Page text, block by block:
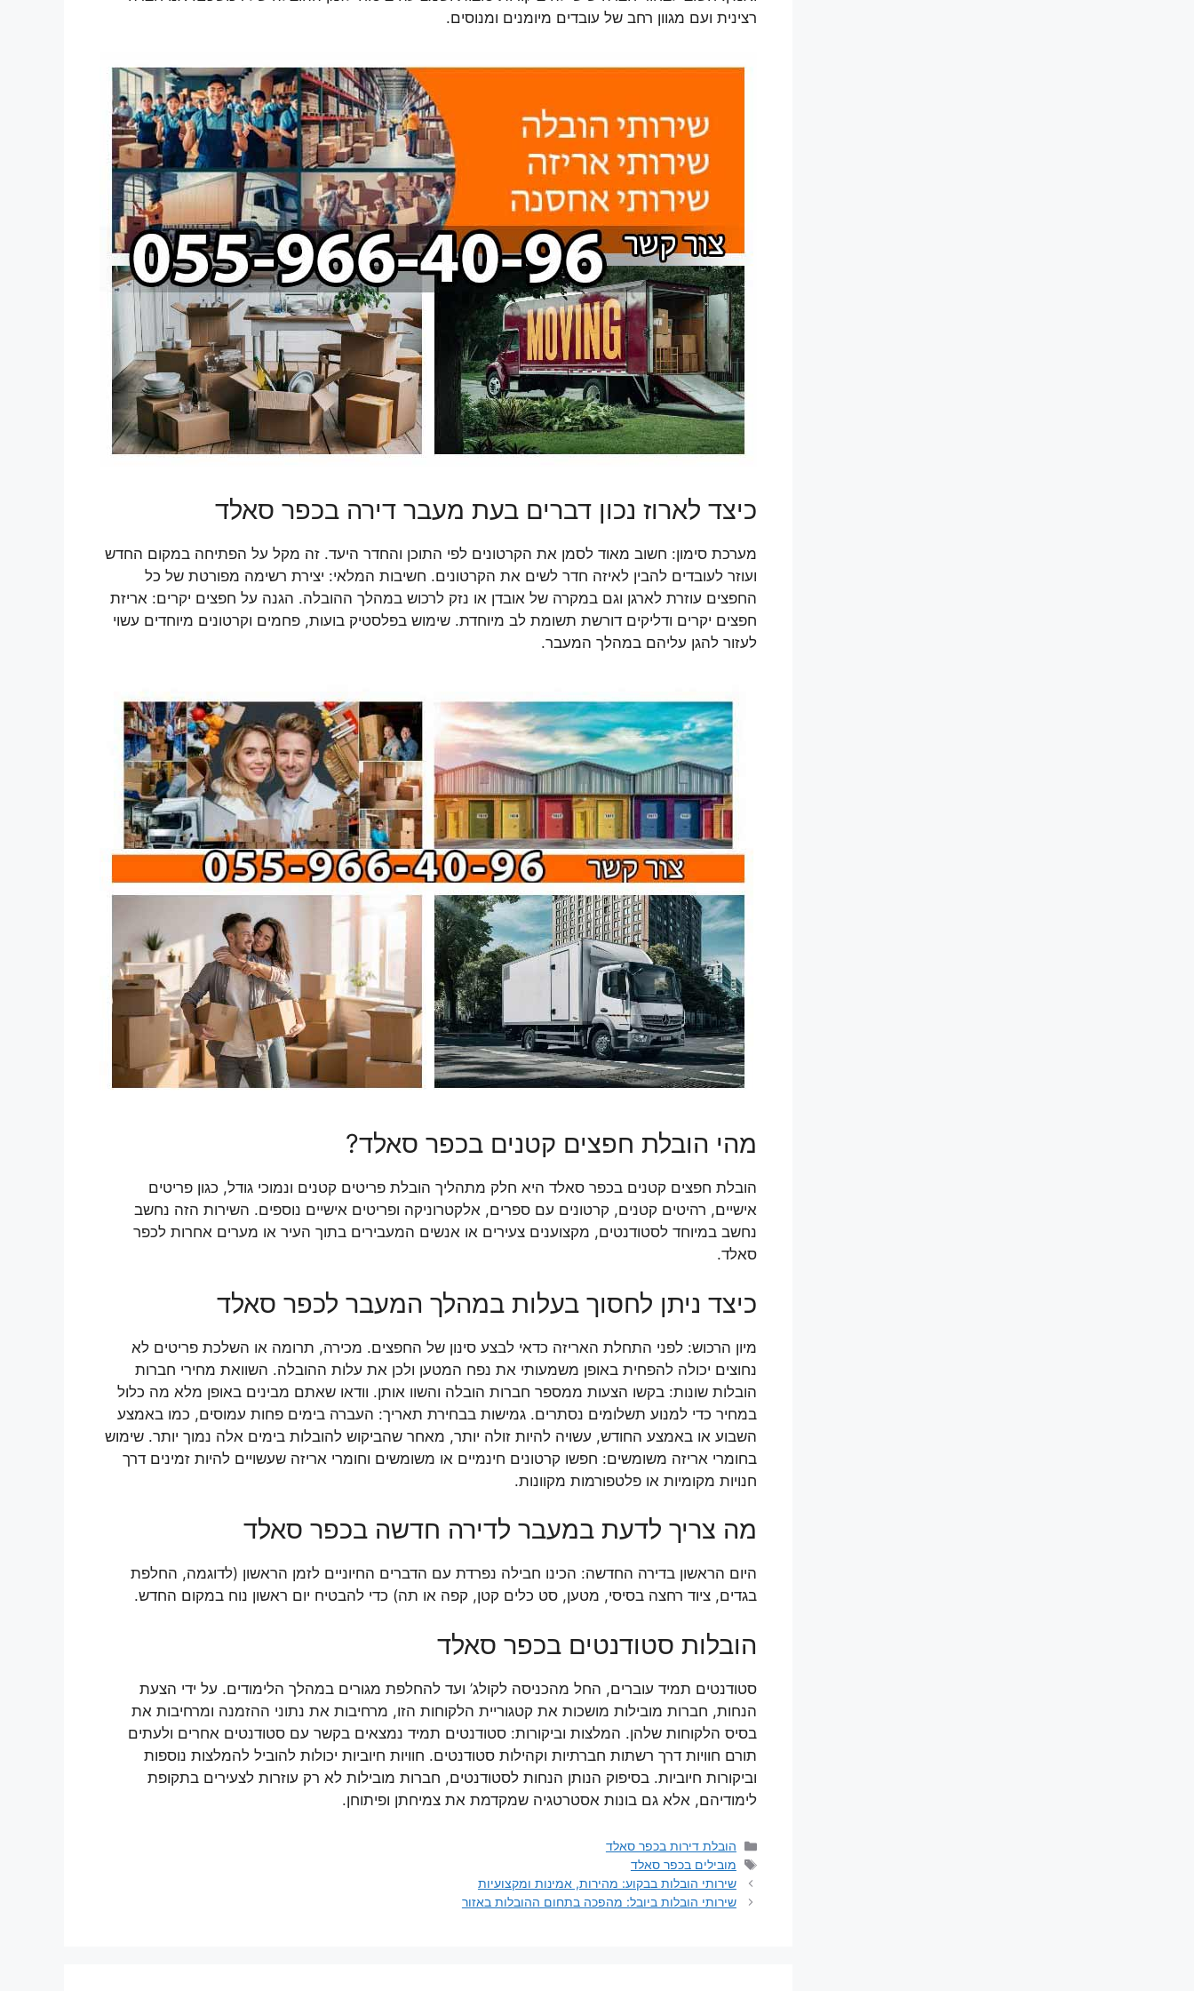
רצינית ועם מגוון רחב של עובדים מיומנים ומנוסים.
כיצד לארוז נכון דברים בעת מעבר דירה בכפר סאלד
מערכת סימון: חשוב מאוד לסמן את הקרטונים לפי התוכן והחדר היעד. זה מקל על הפתיחה במקום החדש
ועוזר לעובדים להבין לאיזה חדר לשים את הקרטונים. חשיבות המלאי: יצירת רשימה מפורטת של כל
החפצים עוזרת לארגן וגם במקרה של אובדן או נזק לרכוש במהלך ההובלה. הגנה על חפצים יקרים: אריזת
חפצים יקרים ודליקים דורשת תשומת לב מיוחדת. שימוש בפלסטיק בועות, פחמים וקרטונים מיוחדים עשוי
לעזור להגן עליהם במהלך המעבר.
מהי הובלת חפצים קטנים בכפר סאלד?
הובלת חפצים קטנים בכפר סאלד היא חלק מתהליך הובלת פריטים קטנים ונמוכי גודל, כגון פריטים
אישיים, רהיטים קטנים, קרטונים עם ספרים, אלקטרוניקה ופריטים אישיים נוספים. השירות הזה נחשב
נחשב במיוחד לסטודנטים, מקצוענים צעירים או אנשים המעבירים בתוך העיר או מערים אחרות לכפר
סאלד.
כיצד ניתן לחסוך בעלות במהלך המעבר לכפר סאלד
מיון הרכוש: לפני התחלת האריזה כדאי לבצע סינון של החפצים. מכירה, תרומה או השלכת פריטים לא
נחוצים יכולה להפחית באופן משמעותי את נפח המטען ולכן את עלות ההובלה. השוואת מחירי חברות
הובלות שונות: בקשו הצעות ממספר חברות הובלה והשוו אותן. וודאו שאתם מבינים באופן מלא מה כלול
במחיר כדי למנוע תשלומים נסתרים. גמישות בבחירת תאריך: העברה בימים פחות עמוסים, כמו באמצע
השבוע או באמצע החודש, עשויה להיות זולה יותר, מאחר שהביקוש להובלות בימים אלה נמוך יותר. שימוש
בחומרי אריזה משומשים: חפשו קרטונים חינמיים או משומשים וחומרי אריזה שעשויים להיות זמינים דרך
חנויות מקומיות או פלטפורמות מקוונות.
מה צריך לדעת במעבר לדירה חדשה בכפר סאלד
היום הראשון בדירה החדשה: הכינו חבילה נפרדת עם הדברים החיוניים לזמן הראשון (לדוגמה, החלפת
בגדים, ציוד רחצה בסיסי, מטען, סט כלים קטן, קפה או תה) כדי להבטיח יום ראשון נוח במקום החדש.
הובלות סטודנטים בכפר סאלד
סטודנטים תמיד עוברים, החל מהכניסה לקולג’ ועד להחלפת מגורים במהלך הלימודים. על ידי הצעת
הנחות, חברות מובילות מושכות את קטגוריית הלקוחות הזו, מרחיבות את נתוני ההזמנה ומרחיבות את
בסיס הלקוחות שלהן. המלצות וביקורות: סטודנטים תמיד נמצאים בקשר עם סטודנטים אחרים ולעתים
תורם חוויות דרך רשתות חברתיות וקהילות סטודנטים. חוויות חיוביות יכולות להוביל להמלצות נוספות
וביקורות חיוביות. בסיפוק הנותן הנחות לסטודנטים, חברות מובילות לא רק עוזרות לצעירים בתקופת
לימודיהם, אלא גם בונות אסטרטגיה שמקדמת את צמיחתן ופיתוחן.
קטגוריות
הובלת דירות בכפר סאלד
תגיות
מובילים בכפר סאלד
שירותי הובלות בבקוע: מהירות, אמינות ומקצועיות
שירותי הובלות ביובל: מהפכה בתחום ההובלות באזור